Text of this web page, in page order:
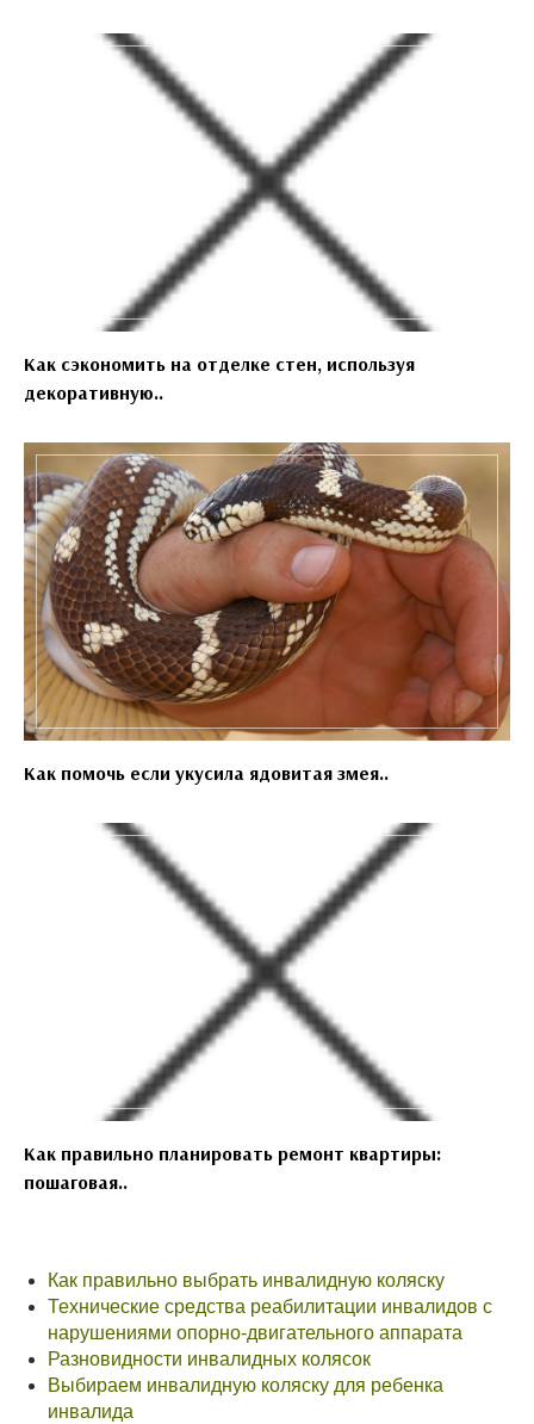
Как сэкономить на отделке стен, используя
декоративную..
Как помочь если укусила ядовитая змея..
Как правильно планировать ремонт квартиры:
пошаговая..
Как правильно выбрать инвалидную коляску
Технические средства реабилитации инвалидов с
нарушениями опорно-двигательного аппарата
Разновидности инвалидных колясок
Выбираем инвалидную коляску для ребенка
инвалида